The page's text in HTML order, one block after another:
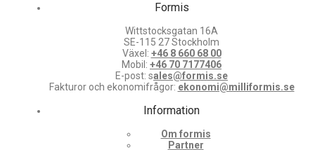
Formis
Wittstocksgatan 16A
SE-115 27 Stockholm
Växel: +46 8 660 68 00
Mobil: +46 70 7177406
E-post: sales@formis.se
Fakturor och ekonomifrågor: ekonomi@milliformis.se
Information
Om formis
Partner